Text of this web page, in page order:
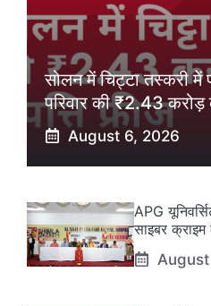
सोलन में चिट्टा तस्करी
परिवार की ₹2.43 करोड़
August 6, 2026
APG
साइबर